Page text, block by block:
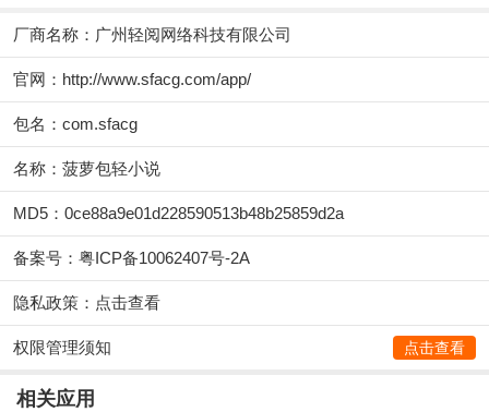
厂商名称： 广州轻阅网络科技有限公司
官网： http://www.sfacg.com/app/
包名：com.sfacg
名称：菠萝包轻小说
MD5：0ce88a9e01d228590513b48b25859d2a
备案号：粤ICP备10062407号-2A
隐私政策： 点击查看
权限管理须知 点击查看
相关应用